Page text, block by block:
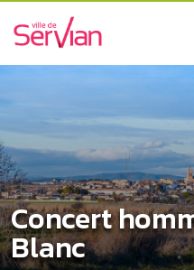
Concert
Blanc